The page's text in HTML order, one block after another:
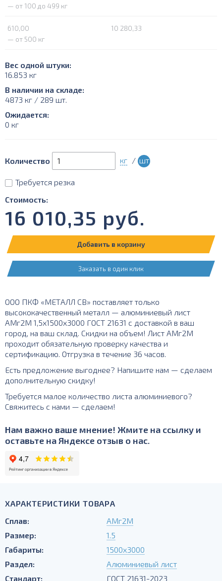
— от 100 до 499 кг
610,00
10 280,33
— от 500 кг
Вес одной штуки:
16.853 кг
В наличии на складе:
4873 кг / 289 шт.
Ожидается:
0 кг
Количество кг / шт
Требуется резка
Стоимость:
16 010,35 руб.
Добавить в корзину
Заказать в один клик
ООО ПКФ «МЕТАЛЛ СВ» поставляет только
высококачественный металл — алюминиевый лист
АМг2М 1,5х1500х3000 ГОСТ 21631 с доставкой в ваш
город, на ваш склад. Скидки на объем! Лист АМг2М
проходит обязательную проверку качества и
сертификацию. Отгрузка в течение 36 часов.
Есть предложение выгоднее? Напишите нам — сделаем
дополнительную скидку!
Требуется малое количество листа алюминиевого?
Свяжитесь с нами — сделаем!
Нам важно ваше мнение! Жмите на ссылку и
оставьте на Яндексе отзыв о нас.
ХАРАКТЕРИСТИКИ ТОВАРА
Сплав:
АМг2М
Размер:
1.5
Габариты:
1500х3000
Раздел:
Алюминиевый лист
Стандарт:
ГОСТ 21631-2023